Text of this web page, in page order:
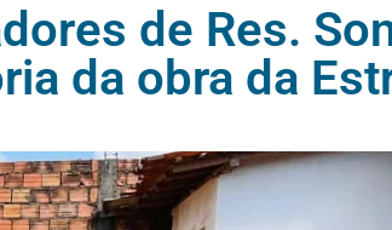
de Res.
da obra da